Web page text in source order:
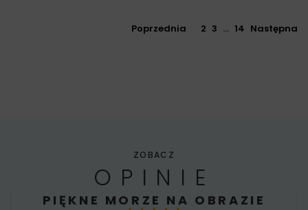
Poprzednia 2 3 … 14 Następna
ZOBACZ
OPINIE
PIĘKNE MORZE NA OBRAZIE